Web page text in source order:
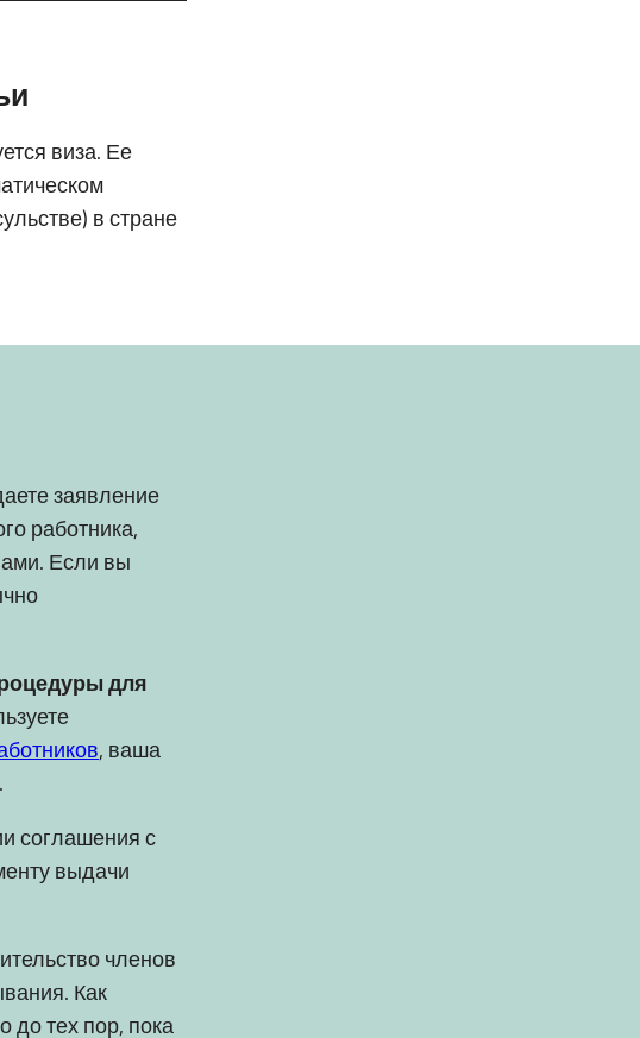
виза. Ее
в стране
заявление
работника,
Если вы
для
, ваша
соглашения с
выдачи
членов
Как
до тех пор, пока